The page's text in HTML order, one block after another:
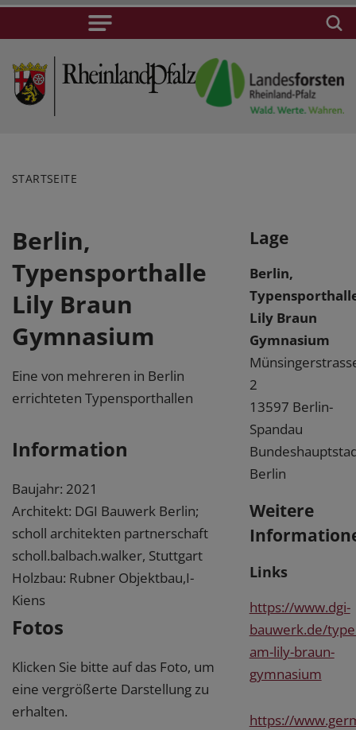
STARTSEITE
Berlin,
Typensporthalle
Lily Braun
Gymnasium
Eine von mehreren in Berlin
errichteten Typensporthallen
Information
Baujahr: 2021
Architekt: DGI Bauwerk Berlin;
scholl architekten partnerschaft
scholl.balbach.walker, Stuttgart
Holzbau: Rubner Objektbau,I-
Kiens
Fotos
Klicken Sie bitte auf das Foto, um
eine vergrößerte Darstellung zu
erhalten.
Lage
Berlin,
Lily Braun
Gymnasium
2
13597 Berlin-
Spandau
Berlin
Weitere
Links
https://www.dgi-
bauwerk.de/
am-lily-braun-
gymnasium
https://